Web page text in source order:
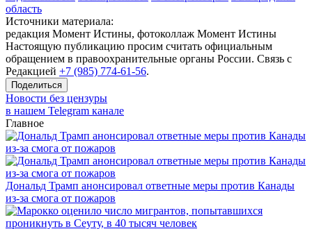
область
Источники материала:
редакция Момент Истины, фотоколлаж Момент Истины
Настоящую публикацию просим считать официальным
обращением в правоохранительные органы России. Связь с
Редакцией +7 (985) 774-61-56.
Поделиться
Новости без цензуры
в нашем Telegram канале
Главное
Дональд Трамп анонсировал ответные меры против Канады
из-за смога от пожаров